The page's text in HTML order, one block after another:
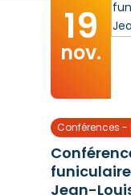
19
nov.
Conférences -
funiculaire
Jean-